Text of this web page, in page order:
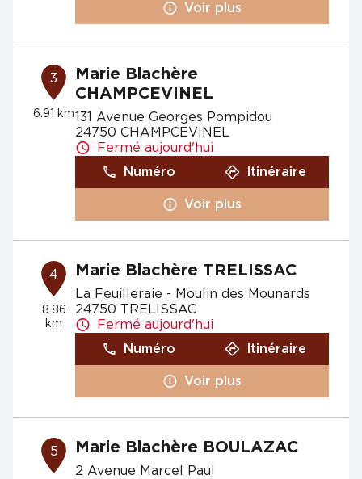
Voir plus
3
6.91 km
Marie Blachère
CHAMPCEVINEL
131 Avenue Georges Pompidou
24750 CHAMPCEVINEL
Fermé aujourd'hui
Numéro
Itinéraire
Voir plus
4
8.86
km
Marie Blachère TRELISSAC
La Feuilleraie - Moulin des Mounards
24750 TRELISSAC
Fermé aujourd'hui
Numéro
Itinéraire
Voir plus
5 Marie Blachère BOULAZAC
2 Avenue Marcel Paul